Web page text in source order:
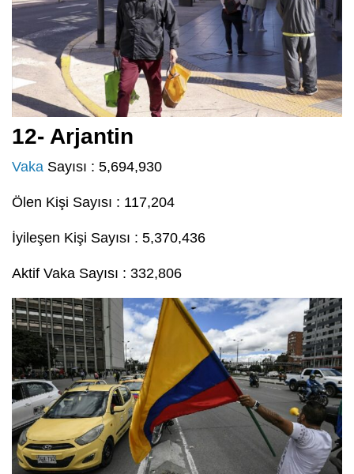
12- Arjantin
Vaka Sayısı : 5,694,930
Ölen Kişi Sayısı : 117,204
İyileşen Kişi Sayısı : 5,370,436
Aktif Vaka Sayısı : 332,806